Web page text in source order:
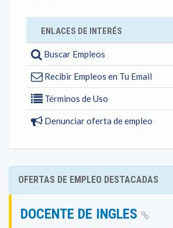
ENLACES DE INTERÉS
Buscar Empleos
Recibir Empleos en Tu Email
Términos de Uso
Denunciar oferta de empleo
OFERTAS DE EMPLEO DESTACADAS
DOCENTE DE INGLES